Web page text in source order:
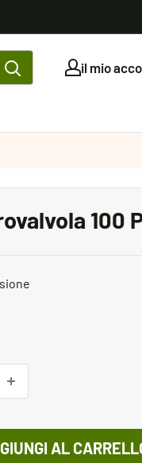
il mio
100
AL